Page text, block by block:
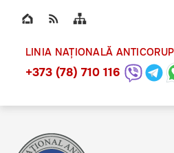
Top bar navigation
LINIA NAȚIONALĂ
+373 (78) 710 116